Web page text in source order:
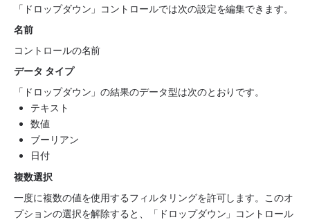
「ドロップダウン」コントロールでは次の設定を編集できます。
名前
コントロールの名前
データ タイプ
「ドロップダウン」の結果のデータ型は次のとおりです。
テキスト
数値
ブーリアン
日付
複数選択
一度に複数の値を使用するフィルタリングを許可します。このオ
プションの選択を解除すると、「ドロップダウン」コントロール